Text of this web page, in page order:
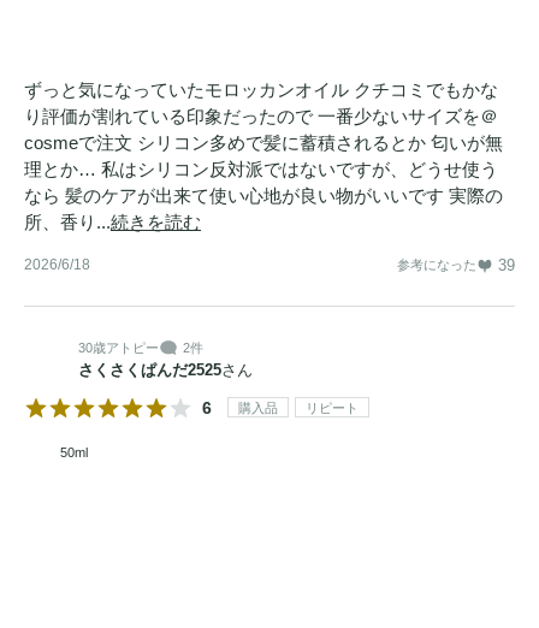
ずっと気になっていたモロッカンオイル クチコミでもかな
り評価が割れている印象だったので 一番少ないサイズを＠
cosmeで注文 シリコン多めで髪に蓄積されるとか 匂いが無
理とか… 私はシリコン反対派ではないですが、どうせ使う
なら 髪のケアが出来て使い心地が良い物がいいです 実際の
所、香り...続きを読む
2026/6/18 参考になった 39
30歳アトピー 2件
さくさくぱんだ2525さん
6 購入品 リピート
50ml